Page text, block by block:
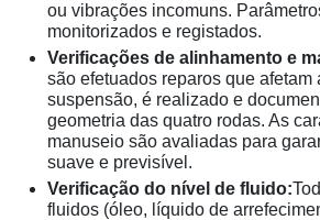
ou vibrações incomuns.
monitorizados e registados.
Verificações de alinhamento e
são efetuados reparos que afetam
suspensão, é realizado e
geometria das quatro rodas. As
manuseio são avaliadas para
suave e previsível.
Verificação do nível de fluido:
fluidos (óleo, líquido de